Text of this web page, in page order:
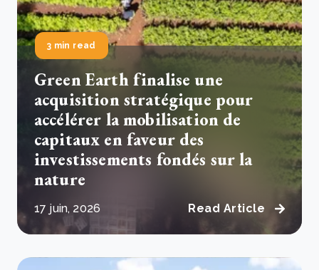
3 min read
Green Earth finalise une
acquisition stratégique pour
accélérer la mobilisation de
capitaux en faveur des
investissements fondés sur la
nature
17 juin, 2026 Read Article